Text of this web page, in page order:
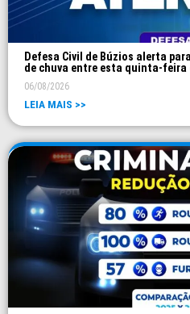
Defesa Civil de Búzios alerta
de chuva entre esta quinta-feira
06/08/2026
LEIA MAIS >>